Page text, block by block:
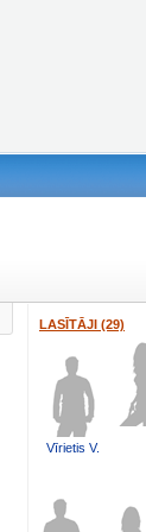
LASĪTĀJI (29)
Vīrietis V.